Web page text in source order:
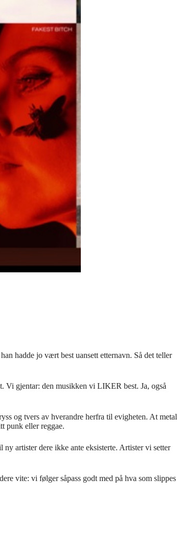
hadde jo vært best uansett etternavn. Så det teller
Vi gjentar: den musikken vi LIKER best. Ja, også
og tvers av hverandre herfra til evigheten. At metal
punk eller reggae.
artister dere ikke ante eksisterte. Artister vi setter
vite: vi følger såpass godt med på hva som slippes